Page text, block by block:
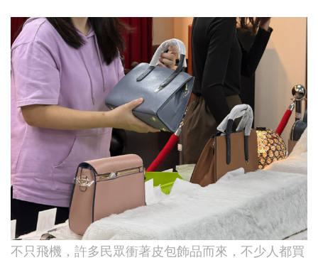
不只飛機，許多民眾衝著皮包飾品而來，不少人都買